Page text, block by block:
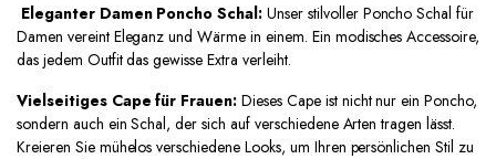
Eleganter Damen Poncho Schal: Unser stilvoller Poncho Schal für
Damen vereint Eleganz und Wärme in einem. Ein modisches Accessoire,
das jedem Outfit das gewisse Extra verleiht.
Vielseitiges Cape für Frauen: Dieses Cape ist nicht nur ein Poncho,
sondern auch ein Schal, der sich auf verschiedene Arten tragen lässt.
Kreieren Sie mühelos verschiedene Looks, um Ihren persönlichen Stil zu